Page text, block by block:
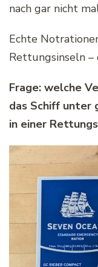
nach gar nicht
Echte
Rettungsinseln
Frage: welche
das Schiff unter
in einer